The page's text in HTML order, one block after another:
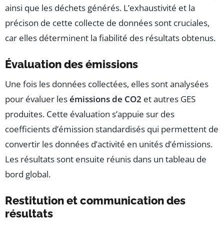
ainsi que les déchets générés. L’exhaustivité et la
précison de cette collecte de données sont cruciales,
car elles déterminent la fiabilité des résultats obtenus.
Évaluation des émissions
Une fois les données collectées, elles sont analysées
pour évaluer lesémissions de CO2 et autres GES
produites. Cette évaluation s’appuie sur des
coefficients d’émission standardisés qui permettent de
convertir les données d’activité en unités d’émissions.
Les résultats sont ensuite réunis dans un tableau de
bord global.
Restitution et communication des
résultats